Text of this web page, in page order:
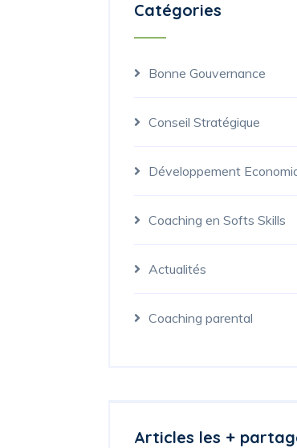
Catégories
Bonne Gouvernance
Conseil Stratégique
Développement
Coaching en Softs Skills
Actualités
Coaching parental
Articles les +